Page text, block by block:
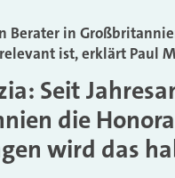
Berater in
ist, erklärt Paul
Seit
die
wird das